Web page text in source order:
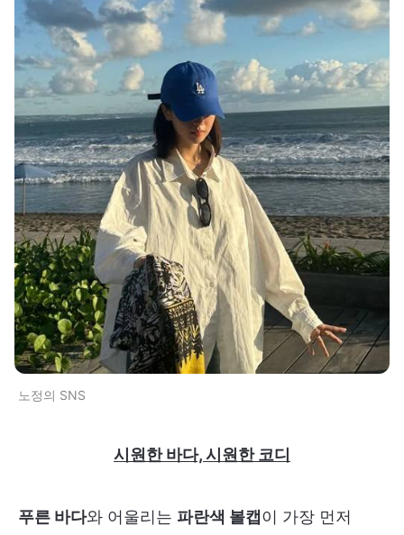
노정의 SNS
시원한 바다, 시원한 코디
푸른 바다와 어울리는 파란색 볼캡 이 가장 먼저